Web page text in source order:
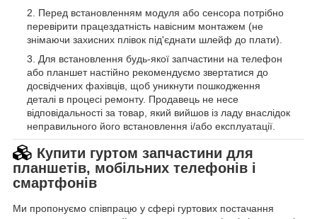
Перед встановленням модуля або сенсора потрібно
перевірити працездатність навісним монтажем (не
знімаючи захисних плівок під'єднати шлейф до плати).
Для встановлення будь-якої запчастини на телефон
або планшет настійно рекомендуємо звертатися до
досвідчених фахівців, щоб уникнути пошкодження
деталі в процесі ремонту. Продавець не несе
відповідальності за товар, який вийшов із ладу внаслідок
неправильного його встановлення і/або експлуатації.
Купити гуртом запчастини для
планшетів, мобільних телефонів і
смартфонів
Ми пропонуємо співпрацю у сфері гуртових постачання